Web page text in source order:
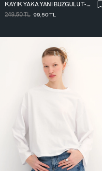
KAYIK YAKA YANI BÜZGÜLÜ T-SHIRT P0653
249,50TL 99,50TL